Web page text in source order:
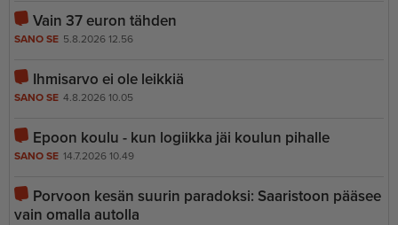
Vain 37 euron tähden
SANO SE 5.8.2026 12.56
Ihmisarvo ei ole leikkiä
SANO SE 4.8.2026 10.05
Epoon koulu - kun logiikka jäi koulun pihalle
SANO SE 14.7.2026 10.49
Porvoon kesän suurin paradoksi: Saaristoon pääsee
vain omalla autolla